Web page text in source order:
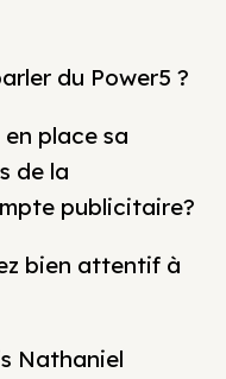
du Power5 ?
place sa
de la
publicitaire?
bien attentif à
Nathaniel